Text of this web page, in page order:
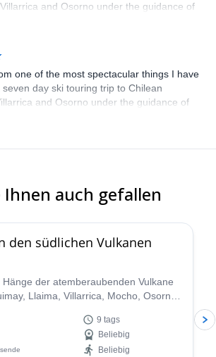
and Osorno under the guidance of
weather conditions, the unique beauty
Merlin made these days unforgettable !
enthusiasm and your open heart!
one of the most spectacular things I have
day ski touring trip to Chilean
and Osorno under the guidance of
weather conditions, the unique beauty
Ihnen auch gefallen5.0
den südlichen Vulkanen
der atemberaubenden Vulkane
Llaima, Villarrica, Mocho, Osorno)
hinunter.
9 tags
Beliebig
Beliebig